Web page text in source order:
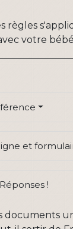
règles
votre
et
!
documents